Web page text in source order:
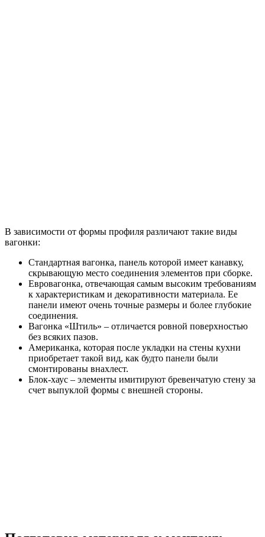
В зависимости от формы профиля различают такие виды
вагонки:
Стандартная вагонка, панель которой имеет канавку,
скрывающую место соединения элементов при сборке.
Евровагонка, отвечающая самым высоким требованиям
к характеристикам и декоративности материала. Ее
панели имеют очень точные размеры и более глубокие
соединения.
Вагонка «Штиль» – отличается ровной поверхностью
без всяких пазов.
Американка, которая после укладки на стены кухни
приобретает такой вид, как будто панели были
смонтированы внахлест.
Блок-хаус – элементы имитируют бревенчатую стену за
счет выпуклой формы с внешней стороны.